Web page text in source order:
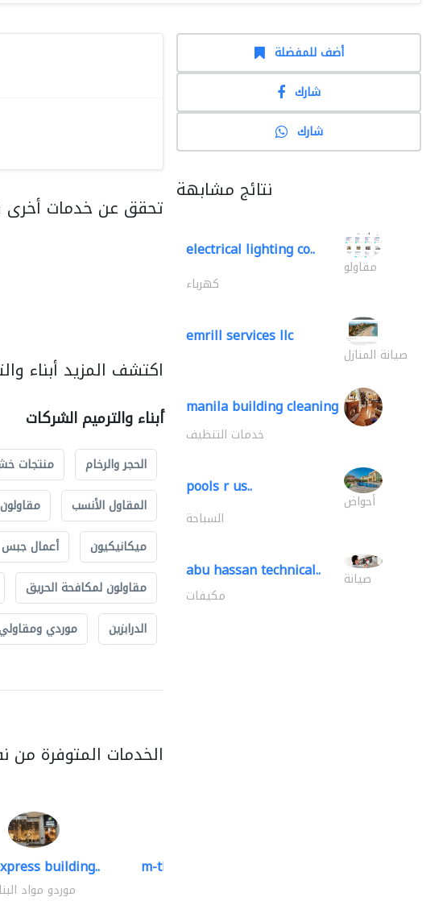
تحقق عن خدمات أخرى
اكتشف المزيد أبناء
أبناء والترميم الشركات
الحجر والرخام منتجات
المقاول الأنسب
ميكانيكيون
أعمال جبس
مقاولون لمكافحة الحريق
الدرابزين
موردي
الخدمات المتوفرة
building..
موردو مواد
m-three building materials
أضف للمفضلة
شارك
شارك
نتائج مشابهة
electrical lighting co..
مقاولو
كهرباء
emrill services llc
صيانة المنازل
manila building cleaning
خدمات التنظيف
pools r us..
أحواض
السباحة
abu hassan technical.. صيانة
مكيفات